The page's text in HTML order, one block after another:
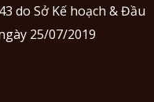
do Sở Kế hoạch & Đầu
25/07/2019